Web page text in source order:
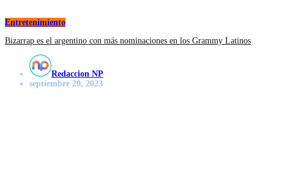
Entretenimiento
Bizarrap es el argentino con más nominaciones en los Grammy Latinos
Redaccion NP
septiembre 20, 2023